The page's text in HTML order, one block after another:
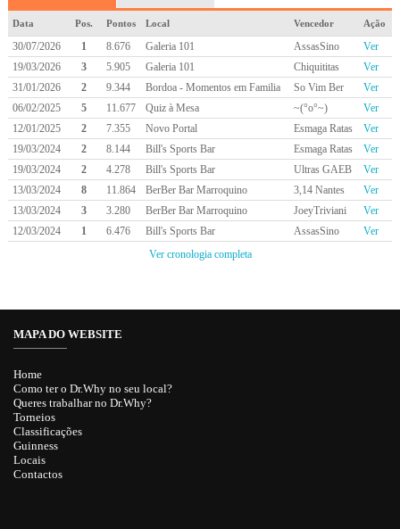
Data Pos. Pontos Local Vencedor Ação
30/07/2026 1 8.676 Galeria 101 AssasSino
Ver
19/03/2026
3 5.905 Galeria 101 Chiquititas
Ver
31/01/2026
2 9.344 Bordoa - Momentos em Familia So Vim Ber
Ver
06/02/2025
5 11.677 Quiz à Mesa ~(°o°~)
Ver
12/01/2025
2 7.355 Novo Portal Esmaga Ratas
Ver
19/03/2024
2 8.144 Bill's Sports Bar Esmaga Ratas
Ver
19/03/2024
2 4.278 Bill's Sports Bar Ultras GAEB
Ver
13/03/2024
8 11.864 BerBer Bar Marroquino 3,14 Nantes
Ver
13/03/2024
3 3.280 BerBer Bar Marroquino JoeyTriviani
Ver
12/03/2024
1 6.476 Bill's Sports Bar AssasSino
Ver
Ver cronologia completa
MAPA DO WEBSITE
Home
Como ter o Dr.Why no seu local?
Queres trabalhar no Dr.Why?
Torneios
Classificações
Guinness
Locais
Contactos